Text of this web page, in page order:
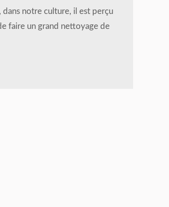
dans notre culture, il est perçu
faire un grand nettoyage de